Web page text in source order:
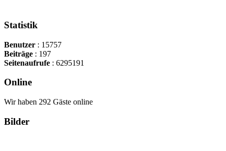
Statistik
Benutzer : 15757
Beiträge : 197
Seitenaufrufe : 6295191
Online
Wir haben 292 Gäste online
Bilder